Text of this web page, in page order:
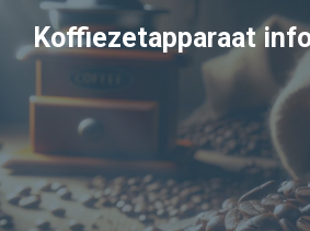
naar
inhoud
Koffiezetapparaat